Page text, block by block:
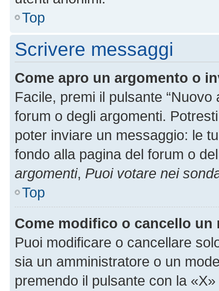
Top
Scrivere messaggi
Come apro un argomento o
Facile, premi il pulsante
forum o degli argomenti.
poter inviare un messaggio: le
fondo alla pagina del forum o
argomenti, Puoi votare nei
Top
Come modifico o cancello un
Puoi modificare o cancellare
sia un amministratore o un
premendo il pulsante con la